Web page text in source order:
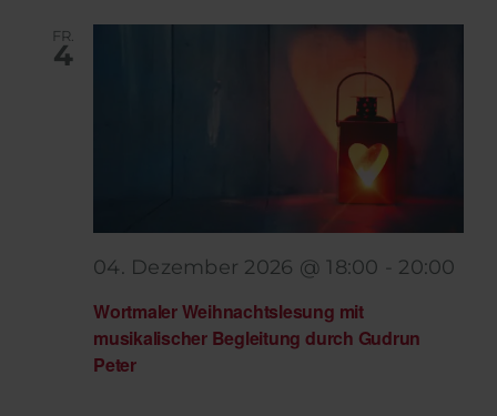
FR.
4
Wortmaler Weihnachtslesung mit
musikalischer Begleitung durch Gudrun
Peter
04. Dezember 2026 @ 18:00 - 20:00